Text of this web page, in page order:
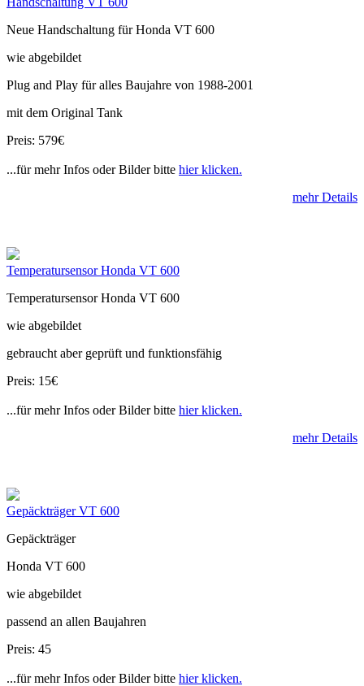
Neue Handschaltung für Honda VT 600
wie abgebildet
Plug and Play für alles Baujahre von 1988-2001
mit dem Original Tank
Preis: 579€
...für mehr Infos oder Bilder bitte hier klicken.
mehr Details
Temperatursensor Honda VT 600
Temperatursensor Honda VT 600
wie abgebildet
gebraucht aber geprüft und funktionsfähig
Preis: 15€
...für mehr Infos oder Bilder bitte hier klicken.
mehr Details
Gepäckträger VT 600
Gepäckträger
Honda VT 600
wie abgebildet
passend an allen Baujahren
Preis: 45
...für mehr Infos oder Bilder bitte hier klicken.